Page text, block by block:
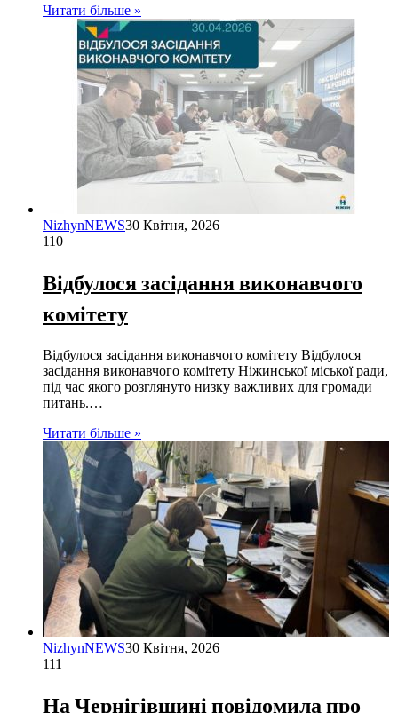
Читати більше »
NizhynNEWS30 Квітня, 2026
110
Відбулося засідання виконавчого
комітету
Відбулося засідання виконавчого комітету Відбулося
засідання виконавчого комітету Ніжинської міської ради,
під час якого розглянуто низку важливих для громади
питань.…
Читати більше »
NizhynNEWS30 Квітня, 2026
111
На Чернігівщині повідомила про